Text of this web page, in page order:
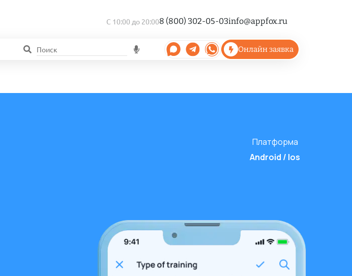
С 10:00 до 20:008 (800) 302-05-03info@appfox.ru
Онлайн заявка
Платформа
Android / Ios